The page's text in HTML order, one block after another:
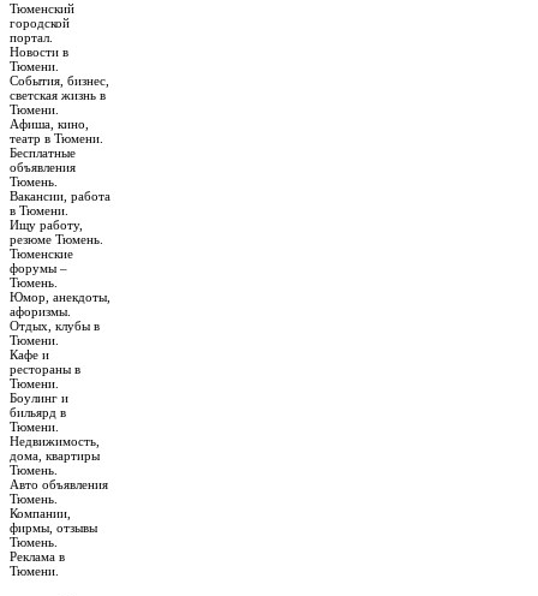
Тюменский
городской
портал.
Новости в
Тюмени.
События, бизнес,
светская жизнь в
Тюмени.
Афиша, кино,
театр в Тюмени.
Бесплатные
объявления
Тюмень.
Вакансии, работа
в Тюмени.
Ищу работу,
резюме Тюмень.
Тюменские
форумы –
Тюмень.
Юмор, анекдоты,
афоризмы.
Отдых, клубы в
Тюмени.
Кафе и
рестораны в
Тюмени.
Боулинг и
бильярд в
Тюмени.
Недвижимость,
дома, квартиры
Тюмень.
Авто объявления
Тюмень.
Компании,
фирмы, отзывы
Тюмень.
Реклама в
Тюмени.